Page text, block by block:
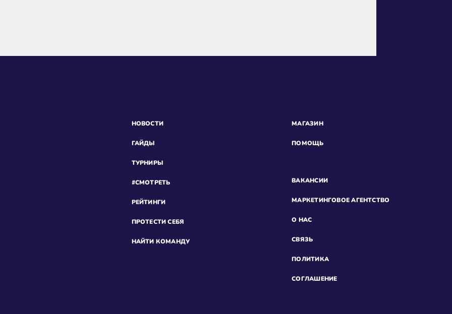
НОВОСТИ
ГАЙДЫ
ТУРНИРЫ
#СМОТРЕТЬ
РЕЙТИНГИ
ПРОТЕСТИ СЕБЯ
НАЙТИ КОМАНДУ
МАГАЗИН
ПОМОЩЬ
ВАКАНСИИ
МАРКЕТИНГОВОЕ АГЕНТСТВО
О НАС
СВЯЗЬ
ПОЛИТИКА
СОГЛАШЕНИЕ